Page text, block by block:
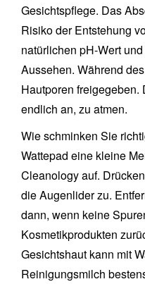
Gesichtspflege. Das
Risiko der Entstehung
natürlichen pH-Wert
Aussehen. Während
Hautporen freigegeben.
endlich an, zu atmen.
Wie schminken Sie
Wattepad eine kleine
Cleanology auf.
die Augenlider zu.
dann, wenn keine
Kosmetikprodukten
Gesichtshaut kann mit
Reinigungsmilch